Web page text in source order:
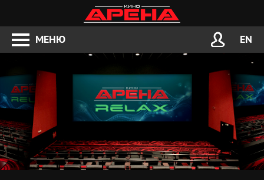
МЕНЮ EN